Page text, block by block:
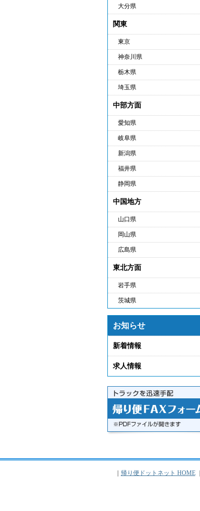
大分県
関東
東京
神奈川県
栃木県
埼玉県
中部方面
愛知県
岐阜県
新潟県
福井県
静岡県
中国地方
山口県
岡山県
広島県
東北方面
岩手県
茨城県
お知らせ
新着情報
求人情報
帰り便ドットネット HOME｜